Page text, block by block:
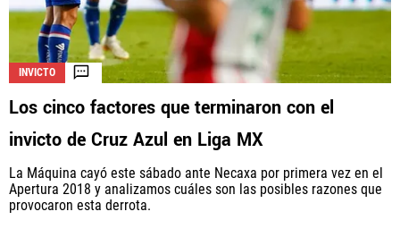
INVICTO
Los cinco factores que terminaron con el
invicto de Cruz Azul en Liga MX
La Máquina cayó este sábado ante Necaxa por primera vez en el
Apertura 2018 y analizamos cuáles son las posibles razones que
provocaron esta derrota.